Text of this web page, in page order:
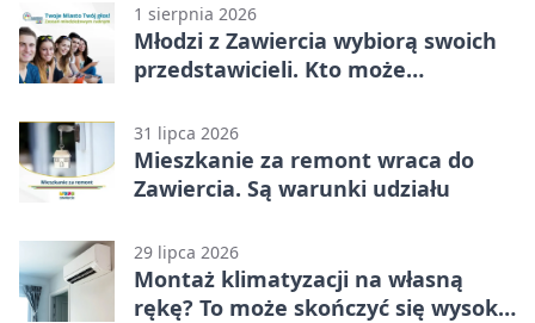
1 sierpnia 2026
Młodzi z Zawiercia wybiorą swoich
przedstawicieli. Kto może
31 lipca 2026
Mieszkanie za remont wraca do
Zawiercia. Są warunki udziału
29 lipca 2026
Montaż klimatyzacji na własną
rękę? To może skończyć się wysoką